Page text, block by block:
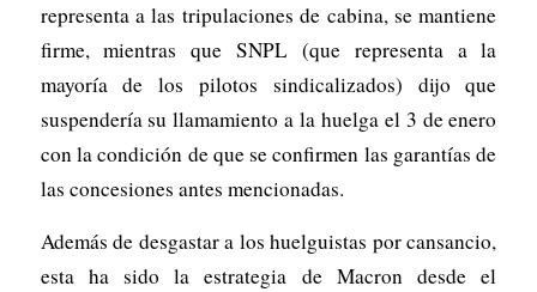
representa a las tripulaciones de cabina, se mantiene
firme, mientras que SNPL (que representa a la
mayoría de los pilotos sindicalizados) dijo que
suspendería su llamamiento a la huelga el 3 de enero
con la condición de que se confirmen las garantías de
las concesiones antes mencionadas.
Además de desgastar a los huelguistas por cansancio,
esta ha sido la estrategia de Macron desde el